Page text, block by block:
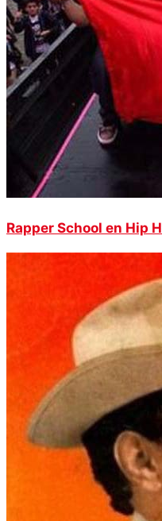
Rapper School en Hip